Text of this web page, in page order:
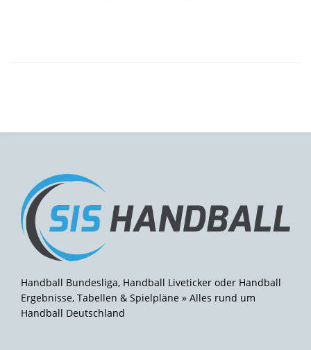
Handball Bundesliga, Handball Liveticker oder Handball
Ergebnisse, Tabellen & Spielpläne » Alles rund um
Handball Deutschland